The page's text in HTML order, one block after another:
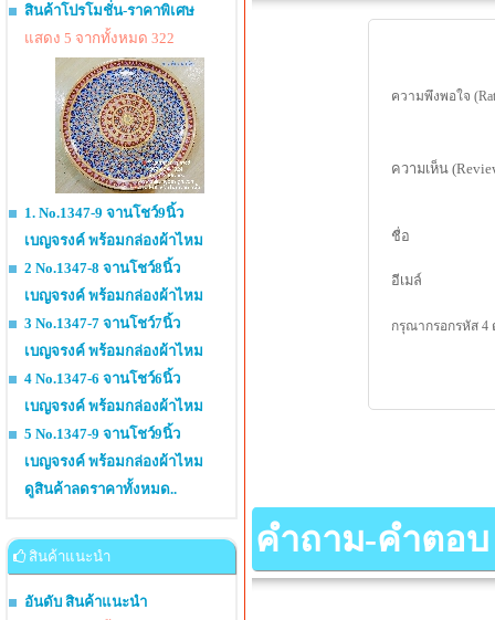
สินค้าโปรโมชั่น-ราคาพิเศษ
แสดง 5 จากทั้งหมด 322
1. No.1347-9 จานโชว์9นิ้ว
เบญจรงค์ พร้อมกล่องผ้าไหม
2 No.1347-8 จานโชว์8นิ้ว
เบญจรงค์ พร้อมกล่องผ้าไหม
3 No.1347-7 จานโชว์7นิ้ว
เบญจรงค์ พร้อมกล่องผ้าไหม
4 No.1347-6 จานโชว์6นิ้ว
เบญจรงค์ พร้อมกล่องผ้าไหม
5 No.1347-9 จานโชว์9นิ้ว
เบญจรงค์ พร้อมกล่องผ้าไหม
ดูสินค้าลดราคาทั้งหมด..
สินค้าแนะนำ
อันดับ สินค้าแนะนำ
ความพึงพอใจ
ความเห็น
ชื่อ
อีเมล์
กรุณากรอกรหัส 4
คำถาม-คำตอ